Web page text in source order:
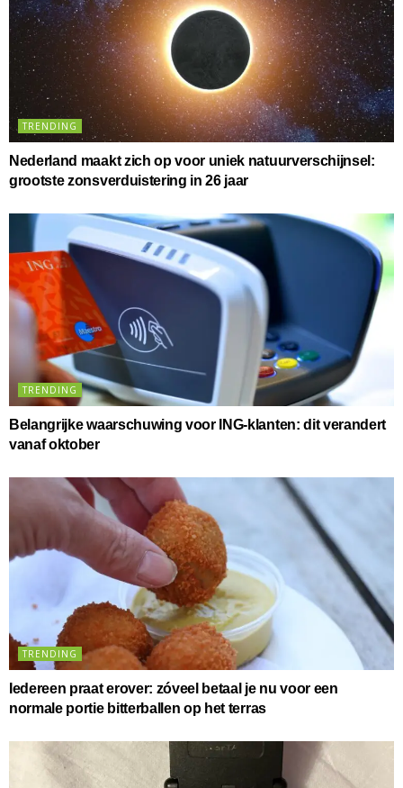
TRENDING
Nederland maakt zich op voor uniek natuurverschijnsel:
grootste zonsverduistering in 26 jaar
TRENDING
Belangrijke waarschuwing voor ING-klanten: dit verandert
vanaf oktober
TRENDING
Iedereen praat erover: zóveel betaal je nu voor een
normale portie bitterballen op het terras